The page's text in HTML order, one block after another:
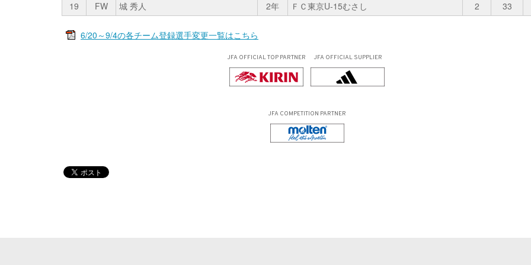
19 FW 城 秀人 2年 ＦＣ東京U-15むさし 2 33
6/20～9/4の各チーム登録選手変更一覧はこちら
JFA OFFICIALTOP PARTNER JFA OFFICIAL SUPPLIER
JFA COMPETITION PARTNER